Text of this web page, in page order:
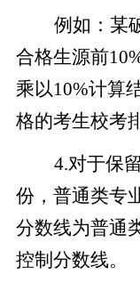
例如：某
合格生源前
乘以10%计算
格的考生校考
4.对于保
份，普通类专
分数线为普通
控制分数线。